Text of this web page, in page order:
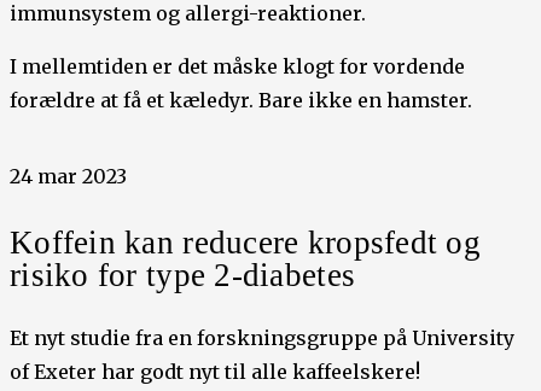
immunsystem og allergi-reaktioner.
I mellemtiden er det måske klogt for vordende
forældre at få et kæledyr. Bare ikke en hamster.
24 mar 2023
Koffein kan reducere kropsfedt og
risiko for type 2-diabetes
Et nyt studie fra en forskningsgruppe på University
of Exeter har godt nyt til alle kaffeelskere!